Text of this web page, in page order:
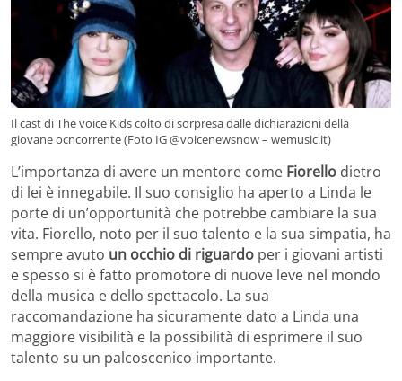
Il cast di The voice Kids colto di sorpresa dalle dichiarazioni della
giovane ocncorrente (Foto IG @voicenewsnow – wemusic.it)
L’importanza di avere un mentore come Fiorello dietro
di lei è innegabile. Il suo consiglio ha aperto a Linda le
porte di un’opportunità che potrebbe cambiare la sua
vita. Fiorello, noto per il suo talento e la sua simpatia, ha
sempre avuto un occhio di riguardo per i giovani artisti
e spesso si è fatto promotore di nuove leve nel mondo
della musica e dello spettacolo. La sua
raccomandazione ha sicuramente dato a Linda una
maggiore visibilità e la possibilità di esprimere il suo
talento su un palcoscenico importante.